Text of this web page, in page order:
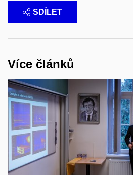
SDÍLET
Více článků